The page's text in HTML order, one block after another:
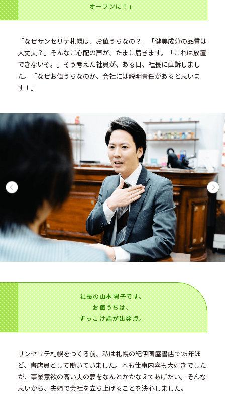
オープンに！」
「なぜサンセリテ札幌は、お値うちなの？」「健美成分の品質は
大丈夫？」そんなご心配の声が、たまに届きます。「これは放置
できないぞ。」そう考えた社員が、ある日、社長に直訴しまし
た。「なぜお値うちなのか、会社には説明責任があると思いま
す！」
社長の山本陽子です。
お値うちは、
ずっこけ話が出発点。
サンセリテ札幌をつくる前、私は札幌の紀伊国屋書店で25年ほ
ど、書店員として働いていました。本も仕事内容も大好きでした
が、事業意欲の高い夫の夢をなんとかかなえてあげたい。そんな
思いから、夫婦で会社を立ち上げることを決心しました。